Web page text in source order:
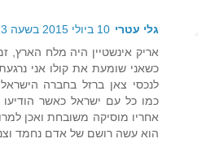
גלי עטרי 10 ביולי 2015 בשעה 10:23
אריק אינשטיין היה מלח הארץ,
כשאני שומעת את קולו אני
לנכסי צאן ברזל בחברה
כמו כל עם ישראל כאשר
אחריו מוסיקה משובחת ואכן
הוא עשה רושם של אדם נחמד